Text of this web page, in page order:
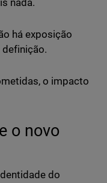
nada.
há exposição
o impacto
o novo
do